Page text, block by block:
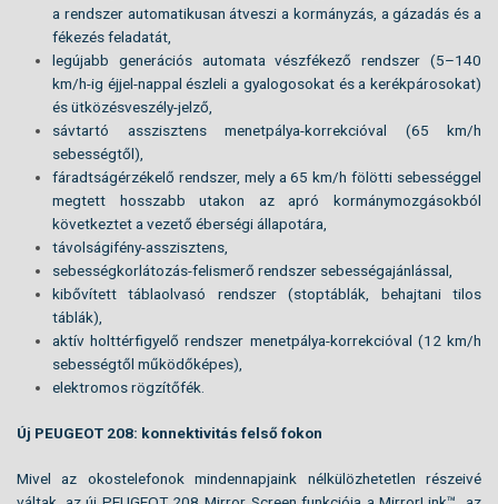
a rendszer automatikusan átveszi a kormányzás, a gázadás és a
fékezés feladatát,
legújabb generációs automata vészfékező rendszer (5–140
km/h-ig éjjel-nappal észleli a gyalogosokat és a kerékpárosokat)
és ütközésveszély-jelző,
sávtartó asszisztens menetpálya-korrekcióval (65 km/h
sebességtől),
fáradtságérzékelő rendszer, mely a 65 km/h fölötti sebességgel
megtett hosszabb utakon az apró kormánymozgásokból
következtet a vezető éberségi állapotára,
távolságifény-asszisztens,
sebességkorlátozás-felismerő rendszer sebességajánlással,
kibővített táblaolvasó rendszer (stoptáblák, behajtani tilos
táblák),
aktív holttérfigyelő rendszer menetpálya-korrekcióval (12 km/h
sebességtől működőképes),
elektromos rögzítőfék.
Új PEUGEOT 208: konnektivitás felső fokon
Mivel az okostelefonok mindennapjaink nélkülözhetetlen részeivé